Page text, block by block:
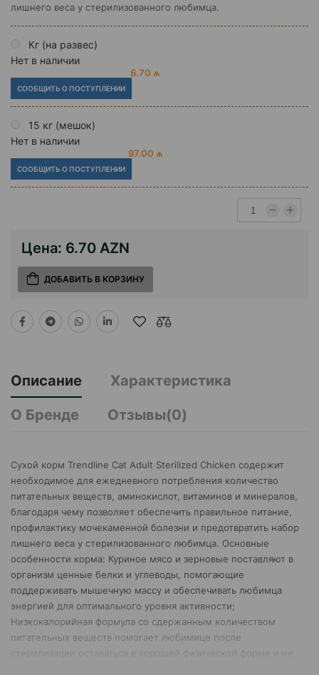
лишнего веса у стерилизованного любимца.
Кг (на развес)
Нет в наличии
6.70 ₼
СООБЩИТЬ О ПОСТУПЛЕНИИ
15 кг (мешок)
Нет в наличии
97.00 ₼
СООБЩИТЬ О ПОСТУПЛЕНИИ
Цена: 6.70 AZN
ДОБАВИТЬ В КОРЗИНУ
Описание
Характеристика
О Бренде
Отзывы(0)
Сухой корм Trendline Cat Adult Sterilized Chicken содержит
необходимое для ежедневного потребления количество
питательных веществ, аминокислот, витаминов и минералов,
благодаря чему позволяет обеспечить правильное питание,
профилактику мочекаменной болезни и предотвратить набор
лишнего веса у стерилизованного любимца. Основные
особенности корма: Куриное мясо и зерновые поставляют в
организм ценные белки и углеводы, помогающие
поддерживать мышечную массу и обеспечивать любимца
энергией для оптимального уровня активности;
Низкокалорийная формула со сдержанным количеством
питательных веществ помогает любимице после